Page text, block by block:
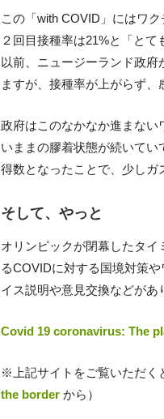
この「with COVID」にはワ
２回目接種率は21%と「とて
以前、ニュージーランド政
ますが、接種率が上がらず、
政府はこのなかなか進まな
いままの膠着状態が続いて
得数となったことで、少しガ
そして、やっと
オリンピックが閉幕したタ
るCOVIDに対する国境対策
イス説明や意見交換などがあ
Covid 19 coronavirus: The
※上記サイトをご覧いただく
the borderから）